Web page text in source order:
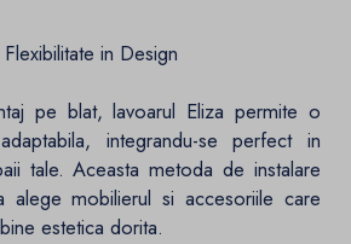
in Design
pe blat, lavoarul Eliza permite o
integrandu-se perfect in
tale. Aceasta metoda de instalare
mobilierul si accesoriile care
estetica dorita.​